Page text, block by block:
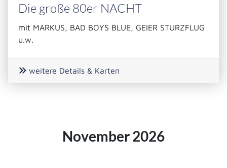
Die große 80er NACHT
mit MARKUS, BAD BOYS BLUE, GEIER STURZFLUG
u.w.
weitere Details & Karten
November 2026